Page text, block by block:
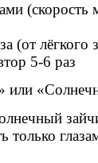
(скорость
(от лёгкого
5-6 раз
или
только